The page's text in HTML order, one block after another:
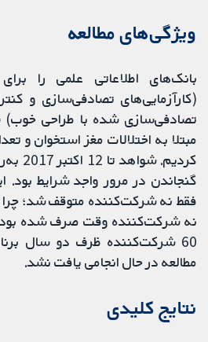
ویژگی‌های مطالعه
بانک‌های اطلاعاتی علمی را
(کارآزمایی‌های تصادفی‌سازی و
تصادفی‌سازی شده با طراحی
مبتلا به اختلالات مغز استخوان و
گنجاندن در مرور واجد شرایط بود.
فقط نه شرکت‌کننده متوقف شد؛
نه شرکت‌کننده وقت صرف شده بود
60 شرکت‌کننده ظرف دو سال
مطالعه در حال انجامی یافت نشد.
نتایج کلیدی